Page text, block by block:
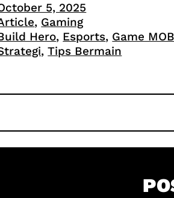
5, 2025
, Gaming
Hero, Esports, Game
, Tips Bermain